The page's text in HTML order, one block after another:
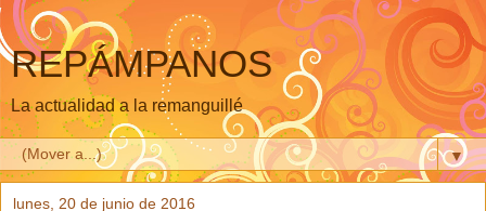
REPÁMPANOS
La actualidad a la remanguillé
▼
lunes, 20 de junio de 2016